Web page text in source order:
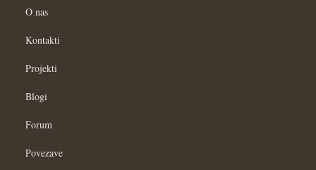
O nas
Kontakti
Projekti
Blogi
Forum
Povezave